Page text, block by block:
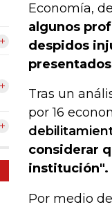
Economía,
algunos
despidos
Tras un
por 16
considerar
institución".
Por medio